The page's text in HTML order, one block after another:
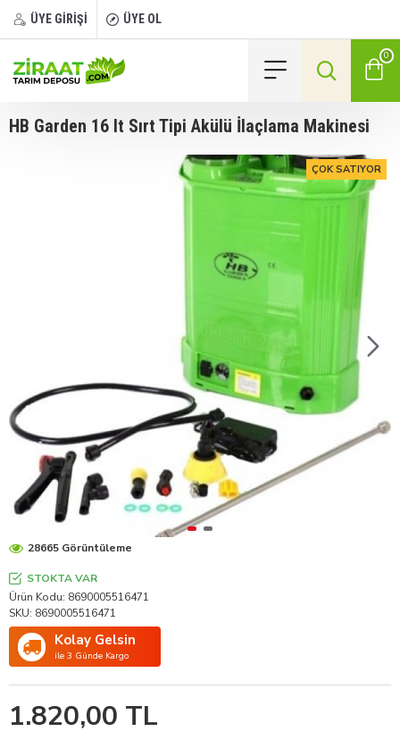
ÜYE GİRİŞİ ÜYE OL
0
HB Garden 16 lt Sırt Tipi Akülü İlaçlama Makinesi
ÇOK SATIYOR
1.820,00 TL
STOKTA VAR
Ürün Kodu: 8690005516471
SKU: 8690005516471
Kolay Gelsin
ile 3 Günde Kargo
28665 Görüntüleme